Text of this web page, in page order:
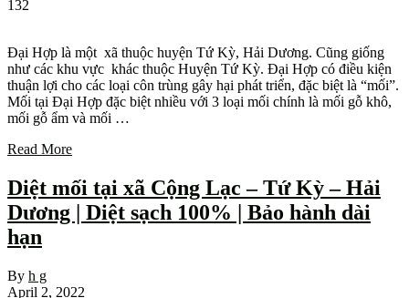
132
Đại Hợp là một xã thuộc huyện Tứ Kỳ, Hải Dương. Cũng giống
như các khu vực khác thuộc Huyện Tứ Kỳ. Đại Hợp có điều kiện
thuận lợi cho các loại côn trùng gây hại phát triển, đặc biệt là “mối”.
Mối tại Đại Hợp đặc biệt nhiều với 3 loại mối chính là mối gỗ khô,
mối gỗ ẩm và mối …
Read More
Diệt mối tại xã Cộng Lạc – Tứ Kỳ – Hải
Dương | Diệt sạch 100% | Bảo hành dài
hạn
By h g
April 2, 2022